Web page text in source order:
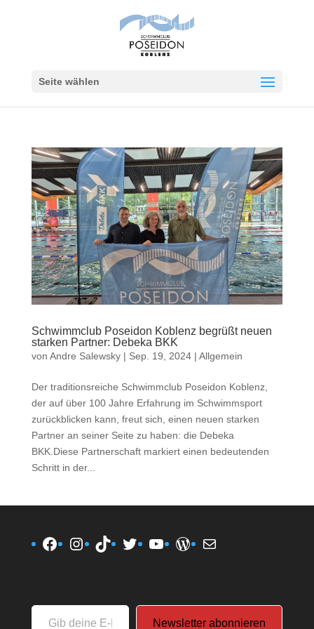
Seite wählen
Schwimmclub Poseidon Koblenz begrüßt neuen
starken Partner: Debeka BKK
von Andre Salewsky| Sep. 19, 2024| Allgemein
Der traditionsreiche Schwimmclub Poseidon Koblenz,
der auf über 100 Jahre Erfahrung im Schwimmsport
zurückblicken kann, freut sich, einen neuen starken
Partner an seiner Seite zu haben: die Debeka
BKK.Diese Partnerschaft markiert einen bedeutenden
Schritt in der...
Facebook
Instagram
TikTokTwitterYouTube
WordPress
E-Mail
Newsletter abonnieren